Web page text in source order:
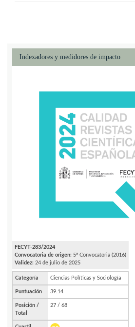
Indexadores y medidores de impacto